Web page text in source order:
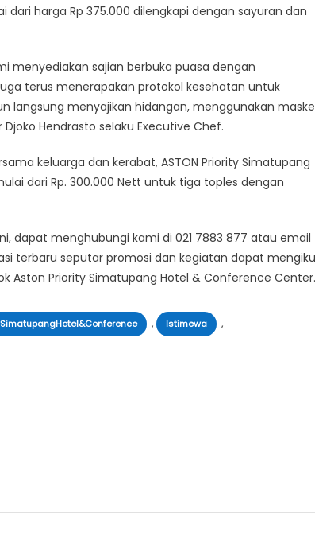
dari harga Rp 375.000 dilengkapi dengan sayuran dan
menyediakan sajian berbuka puasa dengan
terus menerapakan protokol kesehatan untuk
langsung menyajikan hidangan, menggunakan
Hendrasto selaku Executive Chef.
keluarga dan kerabat, ASTON Priority Simatupang
dari Rp. 300.000 Nett untuk tiga toples dengan
dapat menghubungi kami di 021 7883 877 atau email
terbaru seputar promosi dan kegiatan dapat
Aston Priority Simatupang Hotel & Conference Center.
, Istimewa ,